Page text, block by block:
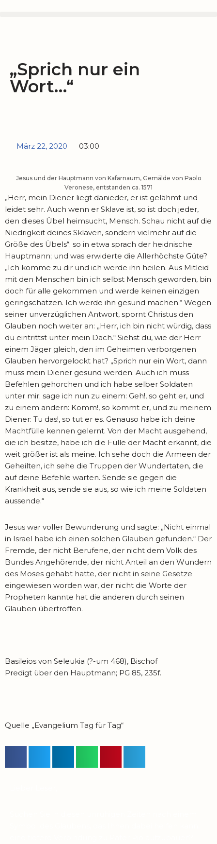
„Sprich nur ein
Wort…“
März 22, 2020 03:00
Jesus und der Hauptmann von Kafarnaum, Gemälde von Paolo
Veronese, entstanden ca. 1571
„Herr, mein Diener liegt danieder, er ist gelähmt und
leidet sehr. Auch wenn er Sklave ist, so ist doch jeder,
den dieses Übel heimsucht, Mensch. Schau nicht auf die
Niedrigkeit deines Sklaven, sondern vielmehr auf die
Größe des Übels“; so in etwa sprach der heidnische
Hauptmann; und was erwiderte die Allerhöchste Güte?
„Ich komme zu dir und ich werde ihn heilen. Aus Mitleid
mit den Menschen bin ich selbst Mensch geworden, bin
doch für alle gekommen und werde keinen einzigen
geringschätzen. Ich werde ihn gesund machen.“ Wegen
seiner unverzüglichen Antwort, spornt Christus den
Glauben noch weiter an: „Herr, ich bin nicht würdig, dass
du eintrittst unter mein Dach.“ Siehst du, wie der Herr
einem Jäger gleich, den im Geheimen verborgenen
Glauben hervorgelockt hat? „Sprich nur ein Wort, dann
muss mein Diener gesund werden. Auch ich muss
Befehlen gehorchen und ich habe selber Soldaten
unter mir; sage ich nun zu einem: Geh!, so geht er, und
zu einem andern: Komm!, so kommt er, und zu meinem
Diener: Tu das!, so tut er es. Genauso habe ich deine
Machtfülle kennen gelernt. Von der Macht ausgehend,
die ich besitze, habe ich die Fülle der Macht erkannt, die
weit größer ist als meine. Ich sehe doch die Armeen der
Geheilten, ich sehe die Truppen der Wundertaten, die
auf deine Befehle warten. Sende sie gegen die
Krankheit aus, sende sie aus, so wie ich meine Soldaten
aussende.“
Jesus war voller Bewunderung und sagte: „Nicht einmal
in Israel habe ich einen solchen Glauben gefunden.“ Der
Fremde, der nicht Berufene, der nicht dem Volk des
Bundes Angehörende, der nicht Anteil an den Wundern
des Moses gehabt hatte, der nicht in seine Gesetze
eingewiesen worden war, der nicht die Worte der
Propheten kannte hat die anderen durch seinen
Glauben übertroffen.
Basileios von Seleukia (?-um 468), Bischof
Predigt über den Hauptmann; PG 85, 235f.
Quelle „Evangelium Tag für Tag“